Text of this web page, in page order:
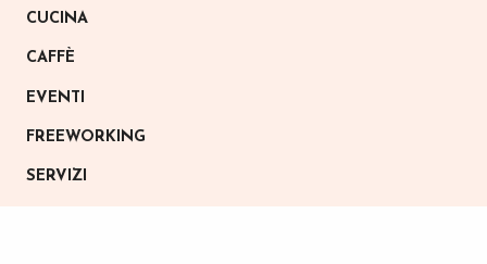
CUCINA
CAFFÈ
EVENTI
FREEWORKING
SERVIZI